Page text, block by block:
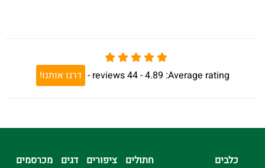
Average rating:
4.89 -
44
reviews
- דרגו אותנו!
כלבים חתולים ציפורים דגים מכרסמים